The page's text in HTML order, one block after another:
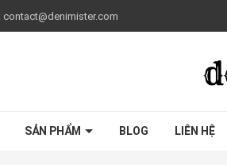
contact@denimister.com
SẢN PHẨM BLOG LIÊN HỆ